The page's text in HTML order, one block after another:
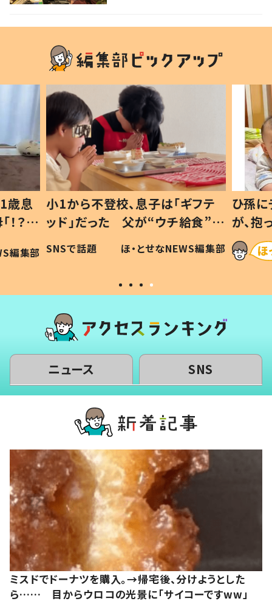
歳息
？」
編集部
小1から不登校、息子は「ギフテ
ッド」だった 父が“ウチ給食”を
作り続ける理由とは #令和の親
#令和の子
SNSで話題 ほ・とせなNEWS編集部
ひ孫
が、
「涙が
い」
ニュース SNS
ミスドでドーナツを購入。→帰宅後、分けようとした
ら…… 目からウロコの光景に「サイコーですww」